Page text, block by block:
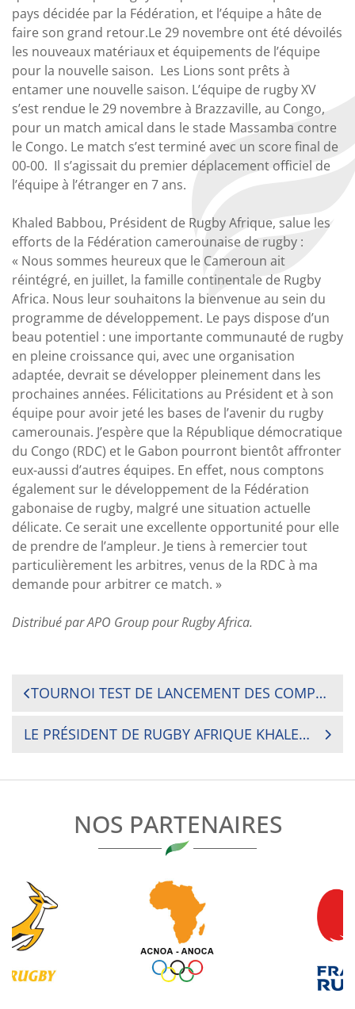
pays décidée par la Fédération, et l’équipe a hâte de
faire son grand retour.Le 29 novembre ont été dévoilés
les nouveaux matériaux et équipements de l’équipe
pour la nouvelle saison. Les Lions sont prêts à
entamer une nouvelle saison. L’équipe de rugby XV
s’est rendue le 29 novembre à Brazzaville, au Congo,
pour un match amical dans le stade Massamba contre
le Congo. Le match s’est terminé avec un score final de
00-00. Il s’agissait du premier déplacement officiel de
l’équipe à l’étranger en 7 ans.
Khaled Babbou, Président de Rugby Afrique, salue les
efforts de la Fédération camerounaise de rugby :
« Nous sommes heureux que le Cameroun ait
réintégré, en juillet, la famille continentale de Rugby
Africa. Nous leur souhaitons la bienvenue au sein du
programme de développement. Le pays dispose d’un
beau potentiel : une importante communauté de rugby
en pleine croissance qui, avec une organisation
adaptée, devrait se développer pleinement dans les
prochaines années. Félicitations au Président et à son
équipe pour avoir jeté les bases de l’avenir du rugby
camerounais. J’espère que la République démocratique
du Congo (RDC) et le Gabon pourront bientôt affronter
eux-aussi d’autres équipes. En effet, nous comptons
également sur le développement de la Fédération
gabonaise de rugby, malgré une situation actuelle
délicate. Ce serait une excellente opportunité pour elle
de prendre de l’ampleur. Je tiens à remercier tout
particulièrement les arbitres, venus de la RDC à ma
demande pour arbitrer ce match. »
Distribué par APO Group pour Rugby Africa.
NAVIGATION
TOURNOI TEST DE LANCEMENT DES COMPÉTITIONS NATIONALES DE RUGBY DE LA FÉDÉRATION MAURITANIENNE DE RUGBY POUR LA SAISON 2019/2020
LE PRÉSIDENT DE RUGBY AFRIQUE KHALED BABBOU EST RÉÉLU COMME MEMBRE EXÉCUTIF DE L’UNION DES CONFÉDÉRATIONS SPORTIVES AFRICAINES
NOS PARTENAIRES